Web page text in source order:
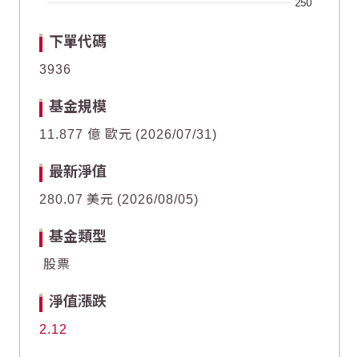
250
Line chart with 62 data points.
The chart has 1 Y axis displaying values. Data ranges
2026/05/042026/05/19
Line chart with 62 data points.
The chart has 1 Y axis displaying values. Data ranges
2026/05/042026/05/19
下單代碼
3936
基金規模
11.877 億 歐元 2026/07/31
最新淨值
280.07 美元 2026/08/05
基金類型
股票
淨值漲跌
2.12